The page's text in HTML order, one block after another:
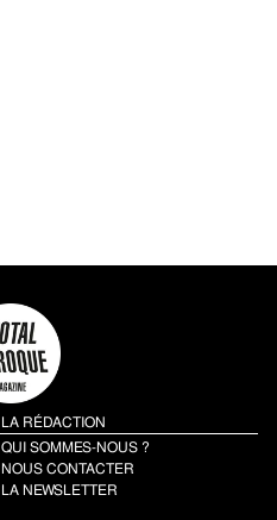
LA RÉDACTION
QUI SOMMES-NOUS ?
NOUS CONTACTER
LA NEWSLETTER